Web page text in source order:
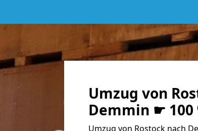
Umzug von
Demmin ☛ 100
Umzug von Rostock nach